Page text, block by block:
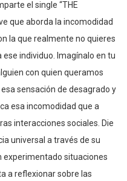
el single “THE
que aborda la incomodidad
la que realmente no quieres
individuo. Imagínalo en tu
con quien queramos
sensación de desagrado y
esa incomodidad que a
interacciones sociales. Die
universal a través de su
experimentado situaciones
a reflexionar sobre las